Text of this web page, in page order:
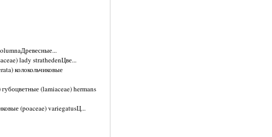
lady strathedenЦве...
колокольчиковые
(lamiaceae) hermans
(poaceae) variegatusЦ...